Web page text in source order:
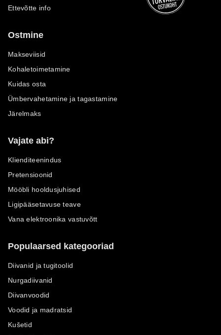
Ettevõtte info
Ostmine
Makseviisid
Kohaletoimetamine
Kuidas osta
Ümbervahetamine ja tagastamine
Järelmaks
Vajate abi?
Klienditeenindus
Pretensioonid
Mööbli hooldusjuhised
Ligipääsetavuse teave
Vana elektroonika vastuvõtt
Populaarsed kategooriad
Diivanid ja tugitoolid
Nurgadiivanid
Diivanvoodid
Voodid ja madratsid
Kušetid